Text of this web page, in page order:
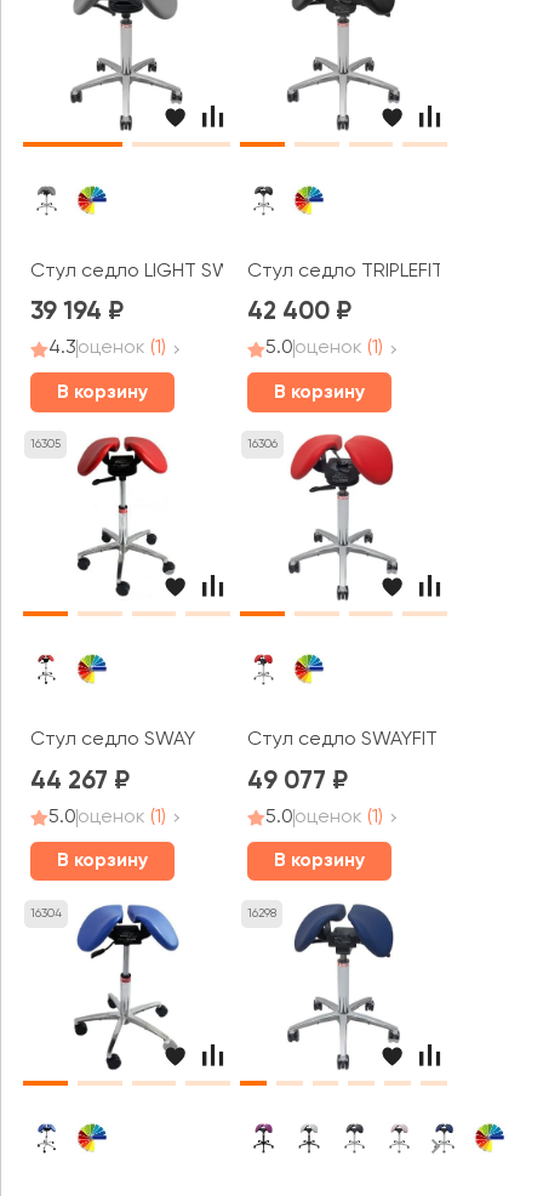
Стул седло LIGHT SWING
39 194
4.3оценок (1)
В корзину
Стул седло TRIPLEFIT
42 400
5.0оценок (1)
В корзину
16305
Стул седло SWAY
44 267
5.0оценок (1)
В корзину
16306
Стул седло SWAYFIT
49 077
5.0оценок (1)
В корзину
16304 16298